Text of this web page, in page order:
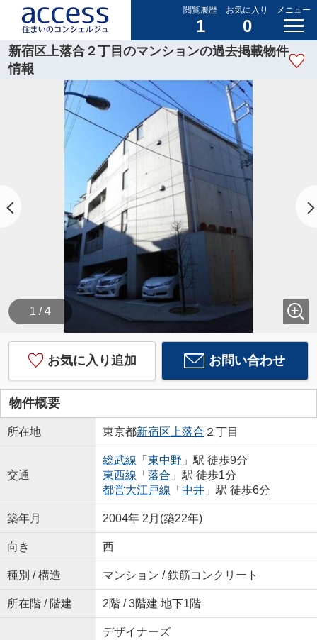
閲覧履歴
1
お気に入り
0
メニュー
新宿区上落合２丁目のマンションの過去掲載物件
情報
1 / 4
お気に入り追加 お問い合わせ
物件概要
所在地 東京都新宿区 上落合 ２丁目
交通
総武線 「 東中野 」駅 徒歩9分
東西線 「 落合 」駅 徒歩1分
都営大江戸線 「 中井」駅 徒歩6分
築年月 2004年 2月(築22年)
向き 西
種別 / 構造 マンション / 鉄筋コンクリート
所在階 / 階建 2階 / 3階建 地下1階
デザイナーズ